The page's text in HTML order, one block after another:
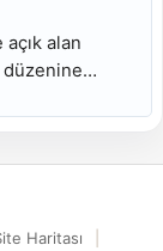
alan
düzenine
Haritası